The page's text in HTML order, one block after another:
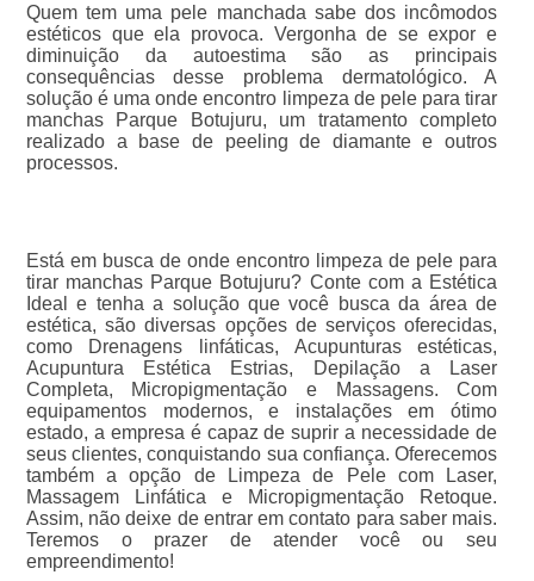
Quem tem uma pele manchada sabe dos incômodos
estéticos que ela provoca. Vergonha de se expor e
diminuição da autoestima são as principais
consequências desse problema dermatológico. A
solução é uma onde encontro limpeza de pele para tirar
manchas Parque Botujuru, um tratamento completo
realizado a base de peeling de diamante e outros
processos.
Está em busca de onde encontro limpeza de pele para
tirar manchas Parque Botujuru? Conte com a Estética
Ideal e tenha a solução que você busca da área de
estética, são diversas opções de serviços oferecidas,
como Drenagens linfáticas, Acupunturas estéticas,
Acupuntura Estética Estrias, Depilação a Laser
Completa, Micropigmentação e Massagens. Com
equipamentos modernos, e instalações em ótimo
estado, a empresa é capaz de suprir a necessidade de
seus clientes, conquistando sua confiança. Oferecemos
também a opção de Limpeza de Pele com Laser,
Massagem Linfática e Micropigmentação Retoque.
Assim, não deixe de entrar em contato para saber mais.
Teremos o prazer de atender você ou seu
empreendimento!